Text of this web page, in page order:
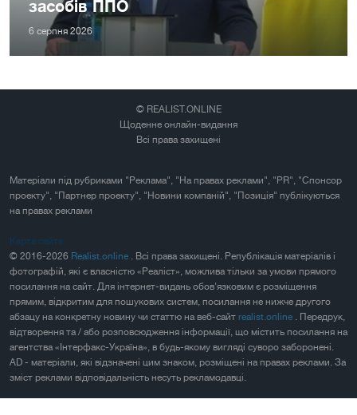
засобів ППО
6 серпня 2026
© REALIST.ONLINE
Щоденне онлайн-видання
Всі права захищені
Матеріали під рубриками "Реклама", "На правах реклами", "PR", "Спонсор
проекту", "Партнер проекту", "Новини компаній", "Позиція" публікуються
на правах реклами
Карта сайта
© 2016-2026 Realist.online . Всі права захищені. Републікація матеріалів і
фотографій, які є власністю «Реаліст», можлива тільки за умови прямого
посилання на сайт. Для інтернет-видань обов'язковим є розміщення
прямим, відкритим для пошукових систем, посилання не нижче другого
абзацу на конкретну новину чи статтю на веб-сайт realist.online . Передрук,
відтворення та / або розповсюдження інформації, що містить посилання на
агентства «Інтерфакс-Україна», в будь-якому вигляді суворо заборонені.
AD - матеріали, які відзначені цим знаком, розміщені на правах реклами. За
зміст реклами відповідальність несуть рекламодавці.